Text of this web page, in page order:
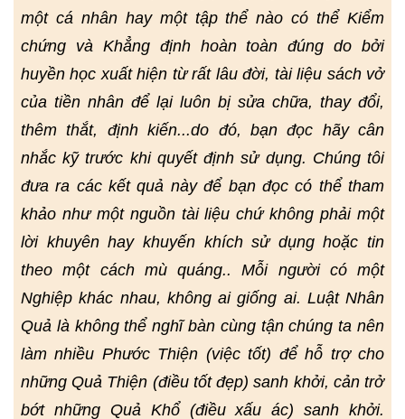
một cá nhân hay một tập thể nào có thể Kiểm
chứng và Khẳng định hoàn toàn đúng do bởi
huyền học xuất hiện từ rất lâu đời, tài liệu sách vở
của tiền nhân để lại luôn bị sửa chữa, thay đổi,
thêm thắt, định kiến...do đó, bạn đọc hãy cân
nhắc kỹ trước khi quyết định sử dụng. Chúng tôi
đưa ra các kết quả này để bạn đọc có thể tham
khảo như một nguồn tài liệu chứ không phải một
lời khuyên hay khuyến khích sử dụng hoặc tin
theo một cách mù quáng.. Mỗi người có một
Nghiệp khác nhau, không ai giống ai. Luật Nhân
Quả là không thể nghĩ bàn cùng tận chúng ta nên
làm nhiều Phước Thiện (việc tốt) để hỗ trợ cho
những Quả Thiện (điều tốt đẹp) sanh khởi, cản trở
bớt những Quả Khổ (điều xấu ác) sanh khởi.